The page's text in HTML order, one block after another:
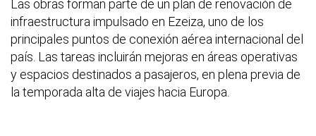
Las obras forman parte de un plan de renovación de
infraestructura impulsado en Ezeiza, uno de los
principales puntos de conexión aérea internacional del
país. Las tareas incluirán mejoras en áreas operativas
y espacios destinados a pasajeros, en plena previa de
la temporada alta de viajes hacia Europa.